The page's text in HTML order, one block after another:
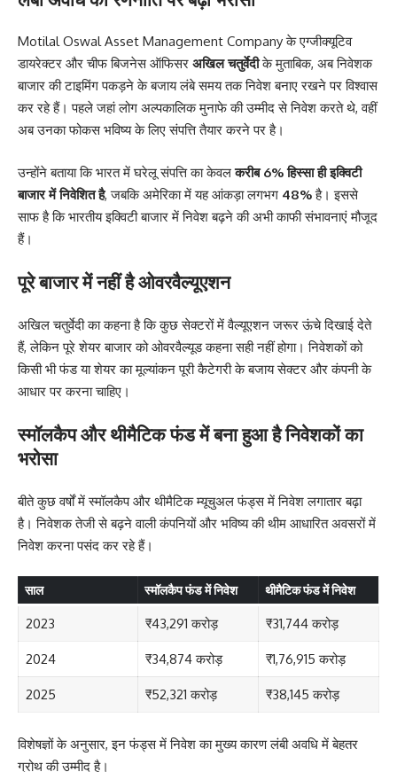
Motilal Oswal Asset Management Company के एग्जीक्यूटिव
डायरेक्टर और चीफ बिजनेस ऑफिसर अखिल चतुर्वेदीके मुताबिक, अब निवेशक
बाजार की टाइमिंग पकड़ने के बजाय लंबे समय तक निवेश बनाए रखने पर विश्वास
कर रहे हैं। पहले जहां लोग अल्पकालिक मुनाफे की उम्मीद से निवेश करते थे, वहीं
अब उनका फोकस भविष्य के लिए संपत्ति तैयार करने पर है।
उन्होंने बताया कि भारत में घरेलू संपत्ति का केवलकरीब 6% हिस्सा ही इक्विटी
बाजार में निवेशित है, जबकि अमेरिका में यह आंकड़ा लगभग 48%है। इससे
साफ है कि भारतीय इक्विटी बाजार में निवेश बढ़ने की अभी काफी संभावनाएं मौजूद
हैं।
पूरे बाजार में नहीं है ओवरवैल्यूएशन
अखिल चतुर्वेदी का कहना है कि कुछ सेक्टरों में वैल्यूएशन जरूर ऊंचे दिखाई देते
हैं, लेकिन पूरे शेयर बाजार को ओवरवैल्यूड कहना सही नहीं होगा। निवेशकों को
किसी भी फंड या शेयर का मूल्यांकन पूरी कैटेगरी के बजाय सेक्टर और कंपनी के
आधार पर करना चाहिए।
स्मॉलकैप और थीमैटिक फंड में बना हुआ है निवेशकों का
भरोसा
बीते कुछ वर्षों में स्मॉलकैप और थीमैटिक म्यूचुअल फंड्स में निवेश लगातार बढ़ा
है। निवेशक तेजी से बढ़ने वाली कंपनियों और भविष्य की थीम आधारित अवसरों में
निवेश करना पसंद कर रहे हैं।
साल स्मॉलकैप फंड में निवेश थीमैटिक फंड में निवेश
2023 ₹43,291 करोड़ ₹31,744 करोड़
2024 ₹34,874 करोड़ ₹1,76,915 करोड़
2025 ₹52,321 करोड़ ₹38,145 करोड़
विशेषज्ञों के अनुसार, इन फंड्स में निवेश का मुख्य कारण लंबी अवधि में बेहतर
ग्रोथ की उम्मीद है।